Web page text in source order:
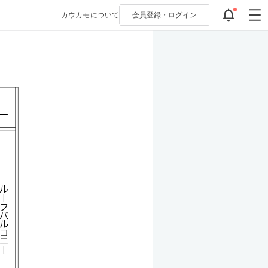
カウカモについて 会員登録・ ログイン